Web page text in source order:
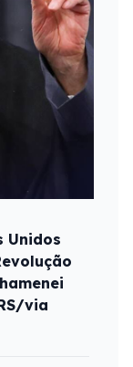
Unidos
via